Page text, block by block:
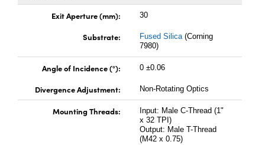
Exit Aperture (mm): 30
Substrate: Fused Silica(Corning
7980)
Angle of Incidence (°): 0 ±0.06
Divergence Adjustment: Non-Rotating Optics
Mounting Threads:
Input: Male C-Thread (1"
x 32 TPI)
Output: Male T-Thread
(M42 x 0.75)